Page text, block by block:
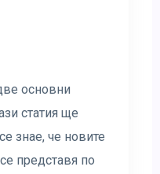
основни
статия ще
знае, че новите
представя по